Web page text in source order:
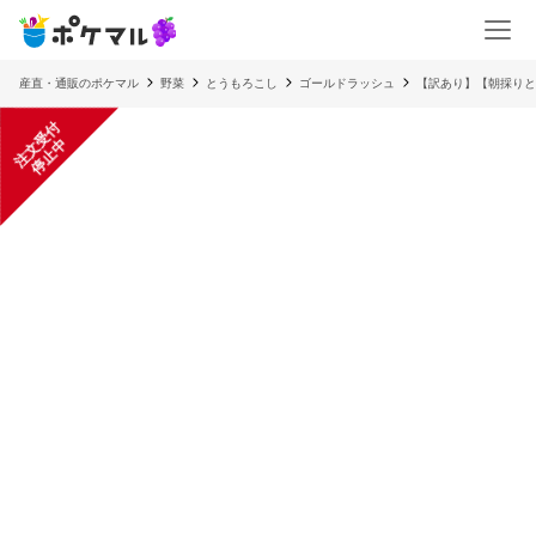
産直・通販のポケマル 野菜 とうもろこし ゴールドラッシュ 【訳あり】【朝採り
注
文
受
付
停
止
中